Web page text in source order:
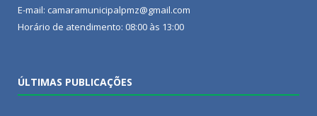
E-mail: camaramunicipalpmz@gmail.com
Horário de atendimento: 08:00 às 13:00
ÚLTIMAS PUBLICAÇÕES